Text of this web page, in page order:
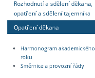
Rozhodnutí a sdělení děkana,
opatření a sdělení tajemníka
Opatření děkana
Harmonogram akademického
roku
Směrnice a provozní řády